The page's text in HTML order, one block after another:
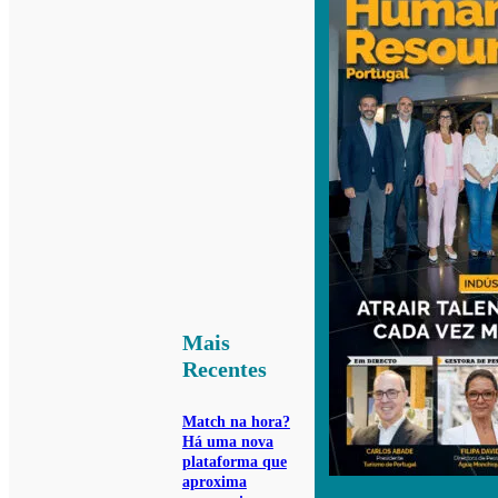
Mais
Recentes
Match na hora?
Há uma nova
plataforma que
aproxima